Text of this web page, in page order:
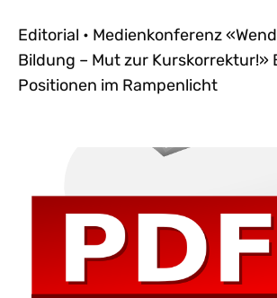
Editorial • Medienkonferenz
Bildung – Mut zur Kurskorrektur!»
Positionen im Rampenlicht